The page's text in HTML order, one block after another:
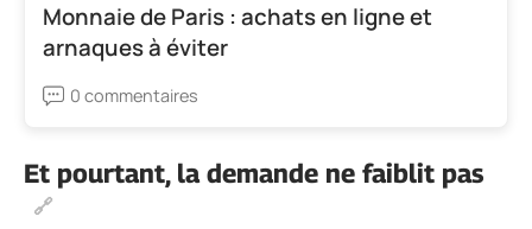
Monnaie de Paris : achats en ligne et
arnaques à éviter
0 commentaires
Et pourtant, la demande ne faiblit pas